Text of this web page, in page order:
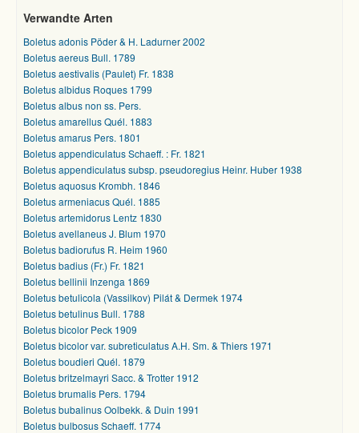
Verwandte Arten
Boletus adonis Pöder & H. Ladurner 2002
Boletus aereus Bull. 1789
Boletus aestivalis (Paulet) Fr. 1838
Boletus albidus Roques 1799
Boletus albus non ss. Pers.
Boletus amarellus Quél. 1883
Boletus amarus Pers. 1801
Boletus appendiculatus Schaeff. : Fr. 1821
Boletus appendiculatus subsp. pseudoregius Heinr. Huber 1938
Boletus aquosus Krombh. 1846
Boletus armeniacus Quél. 1885
Boletus artemidorus Lentz 1830
Boletus avellaneus J. Blum 1970
Boletus badiorufus R. Heim 1960
Boletus badius (Fr.) Fr. 1821
Boletus bellinii Inzenga 1869
Boletus betulicola (Vassilkov) Pilát & Dermek 1974
Boletus betulinus Bull. 1788
Boletus bicolor Peck 1909
Boletus bicolor var. subreticulatus A.H. Sm. & Thiers 1971
Boletus boudieri Quél. 1879
Boletus britzelmayri Sacc. & Trotter 1912
Boletus brumalis Pers. 1794
Boletus bubalinus Oolbekk. & Duin 1991
Boletus bulbosus Schaeff. 1774